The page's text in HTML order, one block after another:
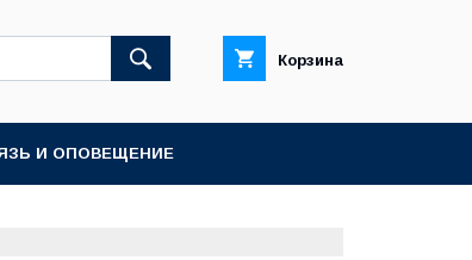
Корзина
И ОПОВЕЩЕНИЕ